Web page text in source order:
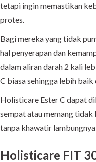
tetapi ingin memastikan
protes.
Bagi mereka yang tidak
hal penyerapan dan
dalam aliran darah 2 kali
C biasa sehingga lebih baik
Holisticare Ester C dapat
sempat atau memang tidak
tanpa khawatir
Holisticare FIT